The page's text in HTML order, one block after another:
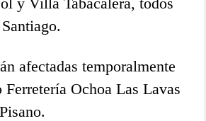
afectadas temporalmente
Ferretería Ochoa Las Lavas